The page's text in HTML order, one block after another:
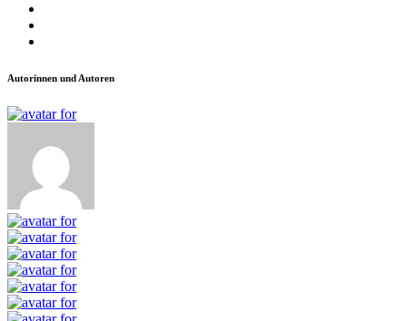
Autorinnen und Autoren